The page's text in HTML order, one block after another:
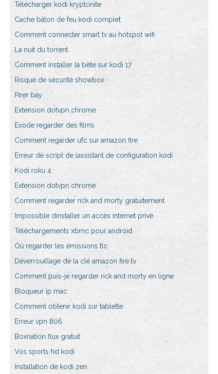
Télécharger kodi kryptonite
Cache bâton de feu kodi complet
Comment connecter smart tv au hotspot wifi
La nuit du torrent
Comment installer la bête sur kodi 17
Risque de sécurité showbox
Pirer bay
Extension dotvpn chrome
Exode regarder des films
Comment regarder ufc sur amazon fire
Erreur de script de lassistant de configuration kodi
Kodi roku 4
Extension dotvpn chrome
Comment regarder rick and morty gratuitement
Impossible dinstaller un accès internet privé
Téléchargements xbmc pour android
Où regarder les émissions tlc
Déverrouillage de la clé amazon fire tv
Comment puis-je regarder rick and morty en ligne
Bloqueur ip mac
Comment obtenir kodi sur tablette
Erreur vpn 806
Boxnation flux gratuit
Vos sports hd kodi
Installation de kodi zen